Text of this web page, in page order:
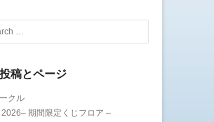
開
す
稿とページ
クル
期間限定くじフロア –